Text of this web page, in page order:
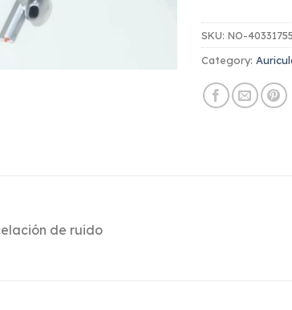
SKU: NO-
Category:
de ruido